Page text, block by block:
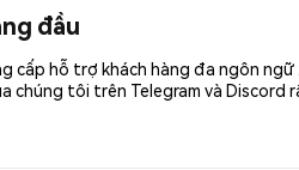
đầu
cấp hỗ trợ khách hàng đa ngôn
chúng tôi trên Telegram và Discord